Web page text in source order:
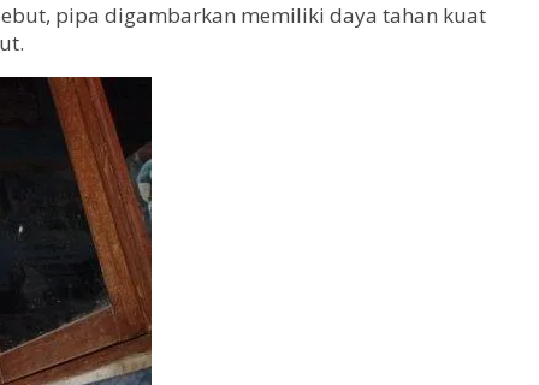
pipa digambarkan memiliki daya tahan kuat